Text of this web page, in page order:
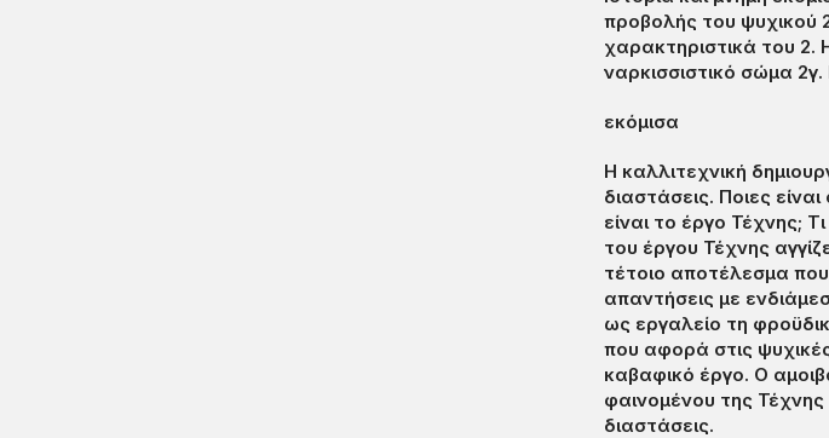
προβολής του ψυχικού
χαρακτηριστικά του 2.
ναρκισσιστικό σώμα
εκόμισα
Η καλλιτεχνική
διαστάσεις. Ποιες
είναι το έργο Τέχνης;
του έργου Τέχνης
τέτοιο αποτέλεσμα
απαντήσεις με
ως εργαλείο τη
που αφορά στις
καβαφικό έργο. Ο
φαινομένου της Τέχνης
διαστάσεις.